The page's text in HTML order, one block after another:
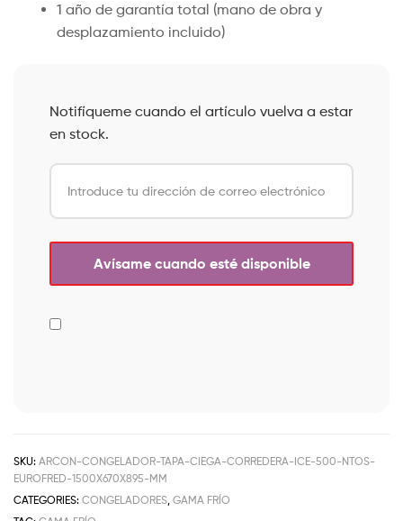
1 año de garantía total (mano de obra y
desplazamiento incluido)
Notifíqueme cuando el artículo vuelva a estar
en stock.
SKU: ARCON-CONGELADOR-TAPA-CIEGA-CORREDERA-ICE-500-NTOS-
EUROFRED-1500X670X895-MM
CATEGORIES: CONGELADORES GAMA FRÍO